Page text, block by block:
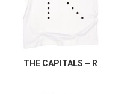
THE CAPITALS – R